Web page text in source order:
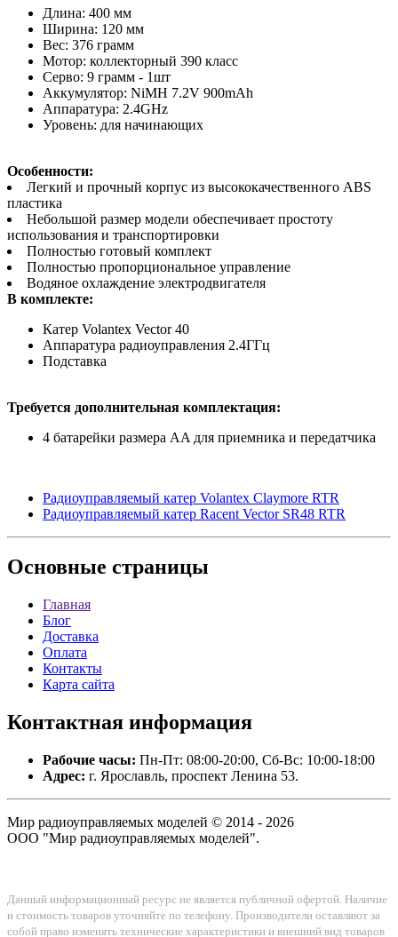
Длина: 400 мм
Ширина: 120 мм
Вес: 376 грамм
Мотор: коллекторный 390 класс
Серво: 9 грамм - 1шт
Аккумулятор: NiMH 7.2V 900mAh
Аппаратура: 2.4GHz
Уровень: для начинающих
Особенности:
Легкий и прочный корпус из высококачественного ABS
пластика
Небольшой размер модели обеспечивает простоту
использования и транспортировки
Полностью готовый комплект
Полностью пропорциональное управление
Водяное охлаждение электродвигателя
В комплекте:
Катер Volantex Vector 40
Аппаратура радиоуправления 2.4ГГц
Подставка
Требуется дополнительная комплектация:
4 батарейки размера AA для приемника и передатчика
Радиоуправляемый катер Volantex Claymore RTR
Радиоуправляемый катер Racent Vector SR48 RTR
Основные страницы
Главная
Блог
Доставка
Оплата
Контакты
Карта сайта
Контактная информация
Рабочие часы: Пн-Пт: 08:00-20:00, Сб-Вс: 10:00-18:00
Адрес: г. Ярославль, проспект Ленина 53.
Мир радиоуправляемых моделей © 2014 - 2026
ООО "Мир радиоуправляемых моделей".
Данный информационный ресурс не является публичной офертой. Наличие
и стоимость товаров уточняйте по телефону. Производители оставляют за
собой право изменять технические характеристики и внешний вид товаров